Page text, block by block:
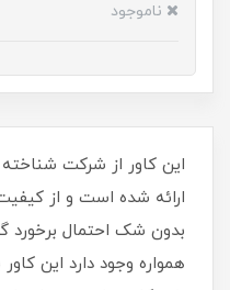
ناموجود
این کاور از شرکت شناخته
ارائه شده است و از کیفیت
بدون شک احتمال
همواره وجود دارد این